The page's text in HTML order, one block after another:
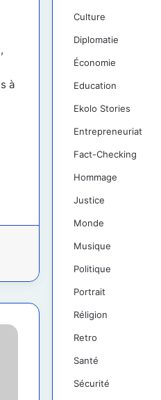
à
Culture
Diplomatie
Économie
Education
Ekolo Stories
Entrepreneuriat
Fact-Checking
Hommage
Justice
Monde
Musique
Politique
Portrait
Réligion
Retro
Santé
Sécurité